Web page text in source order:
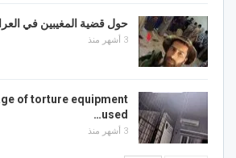
حول قضية المغيبين في
3 أشهر منذ
of torture equipment
used…
3 أشهر منذ